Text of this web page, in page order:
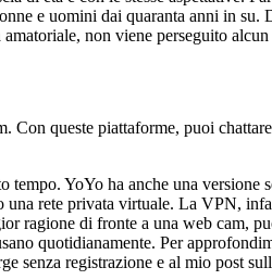
e uomini dai quaranta anni in
non viene perseguito
Con queste piattaforme, puoi
YoYo ha anche una
rete privata virtuale. La VPN,
ragione di fronte a una web cam,
quotidianamente. Per
senza registrazione e al mio post